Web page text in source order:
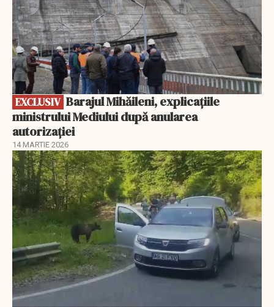
EXCLUSIV
ministrului Mediului după anularea
autorizației
14 MARTIE 2026
EXCLUSIV